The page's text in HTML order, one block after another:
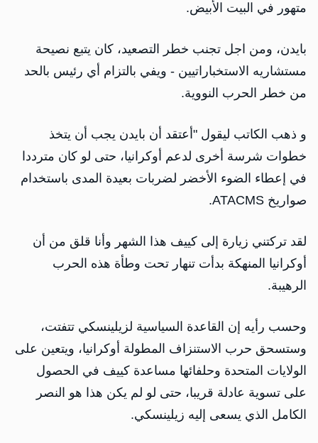
متهور في البيت الأبيض.
بايدن، ومن اجل تجنب خطر التصعيد، كان يتبع نصيحة
مستشاريه الاستخباراتيين - ويفي بالتزام أي رئيس بالحد
من خطر الحرب النووية.
و ذهب الكاتب ليقول "أعتقد أن بايدن يجب أن يتخذ
خطوات شرسة أخرى لدعم أوكرانيا، حتى لو كان مترددا
في إعطاء الضوء الأخضر لضربات بعيدة المدى باستخدام
صواريخ ATACMS.
لقد تركتني زيارة إلى كييف هذا الشهر وأنا قلق من أن
أوكرانيا المنهكة بدأت تنهار تحت وطأة هذه الحرب
الرهيبة.
وحسب رأيه إن القاعدة السياسية لزيلينسكي تتفتت،
وستسحق حرب الاستنزاف المطولة أوكرانيا، ويتعين على
الولايات المتحدة وحلفائها مساعدة كييف في الحصول
على تسوية عادلة قريبا، حتى لو لم يكن هذا هو النصر
الكامل الذي يسعى إليه زيلينسكي.